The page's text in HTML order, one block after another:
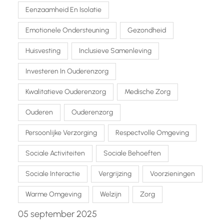
Eenzaamheid En Isolatie
Emotionele Ondersteuning Gezondheid
Huisvesting Inclusieve Samenleving
Investeren In Ouderenzorg
Kwalitatieve Ouderenzorg Medische Zorg
Ouderen Ouderenzorg
Persoonlijke Verzorging Respectvolle Omgeving
Sociale Activiteiten Sociale Behoeften
Sociale Interactie Vergrijzing Voorzieningen
Warme Omgeving Welzijn Zorg
05 september 2025